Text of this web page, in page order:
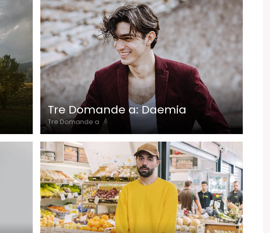
Tre Domande a: Daemia
Tre Domande a